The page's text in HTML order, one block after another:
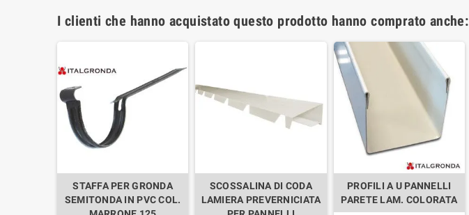
I clienti che hanno acquistato questo prodotto hanno comprato anche:
STAFFA PER GRONDA
SEMITONDA IN PVC COL.
SCOSSALINA DI CODA
LAMIERA PREVERNICIATA
PROFILI A U PANNELLI
PARETE LAM. COLORATA